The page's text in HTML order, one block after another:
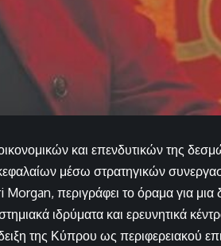
και επενδυτικών της
μέσω στρατηγικών
περιγράφει το όραμα για μια
ιδρύματα και ερευνητικά
της Κύπρου ως περιφερειακού